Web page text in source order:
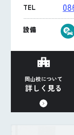
TEL
設備
岡山校について
詳しく見る